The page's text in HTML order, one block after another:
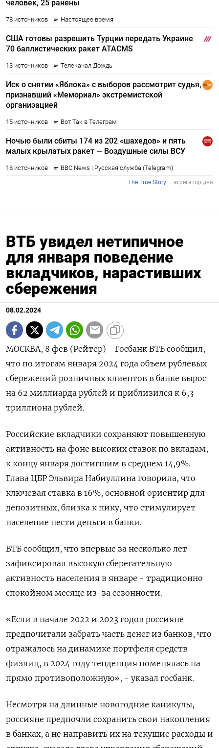
ВТБ увидел нетипичное
для января поведение
вкладчиков, нарастивших
сбережения
08.02.2024
МОСКВА, 8 фев (Рейтер) - Госбанк ВТБ сообщил,
что по итогам января 2024 года объем рублевых
сбережений розничных клиентов в банке вырос
на 62 миллиарда рублей и приблизился к 6,3
триллиона рублей.
Российские вкладчики сохраняют повышенную
активность на фоне высоких ставок по вкладам,
к концу января достигшим в среднем 14,9%.
Глава ЦБР Эльвира Набиуллина говорила, что
ключевая ставка в 16%, основной ориентир для
депозитных, близка к пику, что стимулирует
население нести деньги в банки.
ВТБ сообщил, что впервые за несколько лет
зафиксировал высокую сберегательную
активность населения в январе - традиционно
спокойном месяце из-за сезонности.
«Если в начале 2022 и 2023 годов россияне
предпочитали забрать часть денег из банков, что
отражалось на динамике портфеля средств
физлиц, в 2024 году тенденция поменялась на
прямо противоположную», - указал госбанк.
Несмотря на длинные новогодние каникулы,
россияне предпочли сохранить свои накопления
в банках, а не направить их на текущие расходы и